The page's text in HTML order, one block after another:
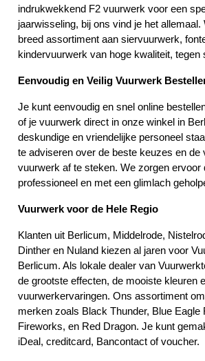
indrukwekkend F2 vuurwerk voor een
jaarwisseling, bij ons vind je het allemaal.
breed assortiment aan siervuurwerk,
kindervuurwerk van hoge kwaliteit, tegen
Eenvoudig en Veilig Vuurwerk
Je kunt eenvoudig en snel online
of je vuurwerk direct in onze winkel in
deskundige en vriendelijke personeel
te adviseren over de beste keuzes en de
vuurwerk af te steken. We zorgen ervoor
professioneel en met een glimlach
Vuurwerk voor de Hele Regio
Klanten uit Berlicum, Middelrode,
Dinther en Nuland kiezen al jaren voor
Berlicum. Als lokale dealer van
de grootste effecten, de mooiste kleuren
vuurwerkervaringen. Ons assortiment
merken zoals Black Thunder, Blue Eagle
Fireworks, en Red Dragon. Je kunt
iDeal, creditcard, Bancontact of voucher.